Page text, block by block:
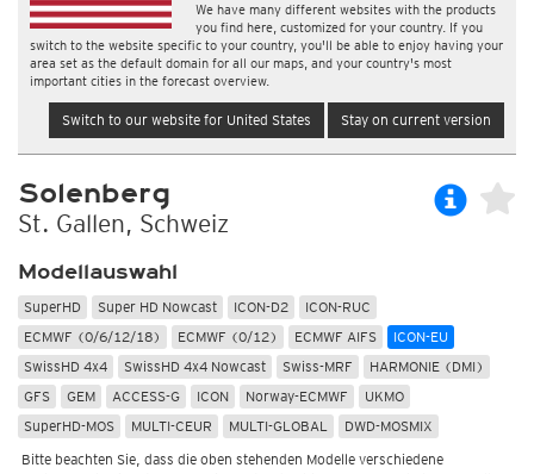
We have many different websites with the products
you find here, customized for your country. If you
switch to the website specific to your country, you'll be able to enjoy having your
area set as the default domain for all our maps, and your country's most
important cities in the forecast overview.
Switch to our website for United States Stay on current version
Solenberg
St. Gallen, Schweiz
Modellauswahl
SuperHD Super HD Nowcast ICON-D2
ICON-RUC
ECMWF (0/6/12/18)
ECMWF (0/12) ECMWF AIFS
ICON-EU
SwissHD 4x4
SwissHD 4x4 Nowcast Swiss-MRF
HARMONIE (DMI)
GFS
GEM ACCESS-G ICON Norway-ECMWF
UKMO
SuperHD-MOS
MULTI-CEUR MULTI-GLOBAL DWD-MOSMIX
Bitte beachten Sie, dass die oben stehenden Modelle verschiedene